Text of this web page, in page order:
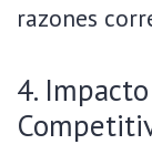
razones
4.